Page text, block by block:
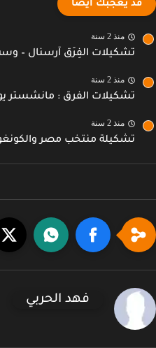
قد يعجبك ايضا
منذ 2 سنة
تشكيلات الفِرَق آرسنال – وست
منذ 2 سنة
تشكيلات الفرق : مانشستر
منذ 2 سنة
تشكيلة منتخب مصر والكونغو
فهد الحربي